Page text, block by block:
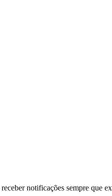
notificações sempre que